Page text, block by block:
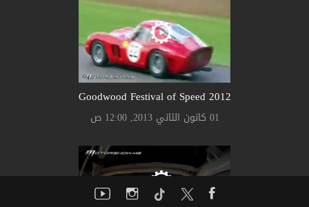
Goodwood Festival of Speed 2012
01 كانون الثاني 2013, 12:00 ص